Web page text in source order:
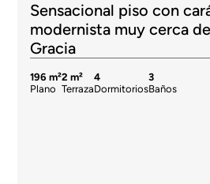
Sensacional piso con
modernista muy cerca
Gracia
196 m²
Plano
2 m²
Terraza
4
Dormitorios
3
Baños